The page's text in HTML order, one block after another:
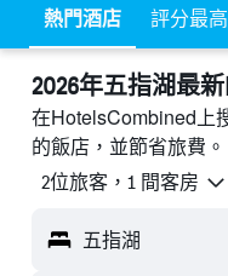
熱門酒店 評分最
2026年五指湖最
在HotelsCombined上
的飯店，並節省旅費。
2位旅客，1 間客房
五指湖